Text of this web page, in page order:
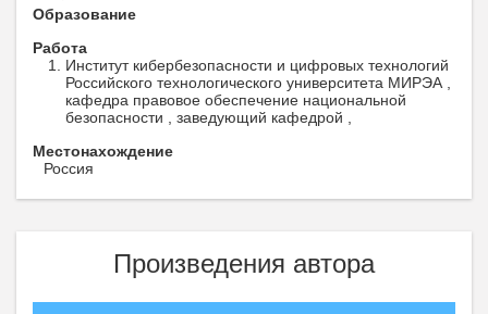
Образование
Работа
Институт кибербезопасности и цифровых технологий
Российского технологического университета МИРЭА ,
кафедра правовое обеспечение национальной
безопасности , заведующий кафедрой ,
Местонахождение
Россия
Произведения автора